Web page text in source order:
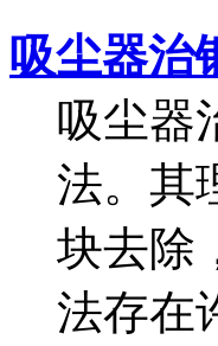
吸尘器治
吸尘器
法。其
块去除
法存在